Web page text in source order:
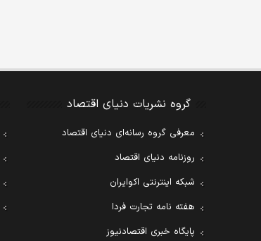
گروه نشریات دنیای اقتصاد
معرفی گروه رسانه‌ای دنیای اقتصاد
روزنامه دنیای اقتصاد
شبکه اینترنتی اکوایران
هفته نامه تجارت فردا
پایگاه خبری اقتصادنیوز